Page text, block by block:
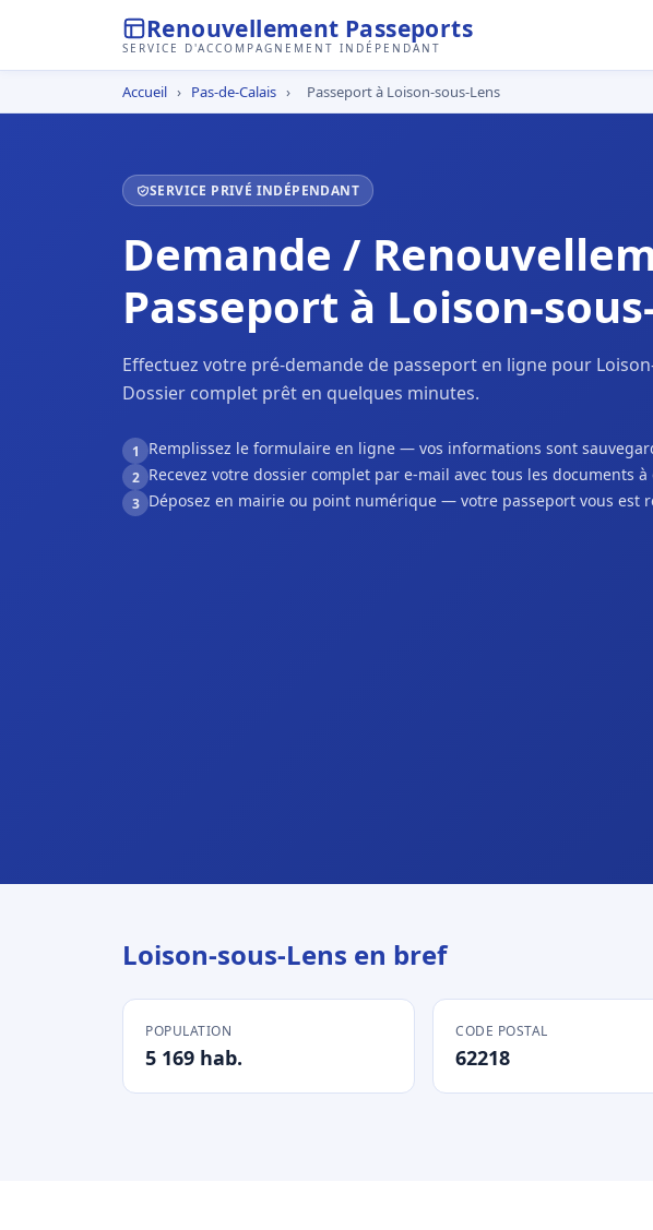
Renouvellement Passeports
SERVICE D'ACCOMPAGNEMENT INDÉPENDANT
Accueil › Pas-de-Calais › Passeport à Loison-sous-Lens
SERVICE PRIVÉ INDÉPENDANT
Demande /
Passeport à Loison-
Effectuez votre pré-demande de passeport en ligne pour
Dossier complet prêt en quelques minutes.
1 Remplissez le formulaire en ligne — vos informations sont
2 Recevez votre dossier complet par e-mail avec tous les documents
3 Déposez en mairie ou point numérique — votre passeport vous est
Loison-sous-Lens en bref
POPULATION
5 169 hab.
CODE POSTAL
62218